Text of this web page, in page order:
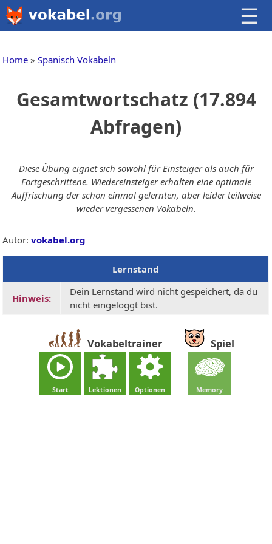
☰
Home Spanisch Vokabeln
Gesamtwortschatz (17.894
Abfragen)
Diese Übung eignet sich sowohl für Einsteiger als auch für
Fortgeschrittene. Wiedereinsteiger erhalten eine optimale
Auffrischung der schon einmal gelernten, aber leider teilweise
wieder vergessenen Vokabeln.
Autor:vokabel.org
Lernstand
Hinweis:
Dein Lernstand wird nicht gespeichert, da du
nicht eingeloggt bist.
Vokabeltrainer
Start Lektionen Optionen
Spiel
Memory